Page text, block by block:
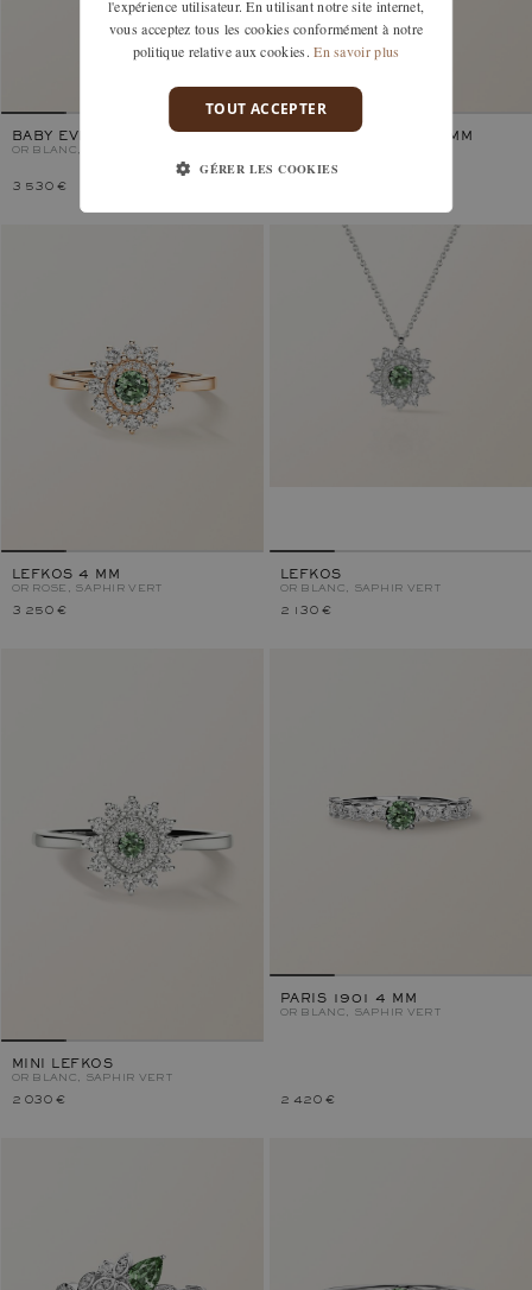
BABY EVERBLOOM 6 MM
OR BLANC, SAPHIR VERT
3 530 €
BABY EVERBLOOM 6 MM
OR BLANC, SAPHIR VERT
LEFKOS 4 MM
OR ROSE, SAPHIR VERT
3 250 €
LEFKOS
OR BLANC, SAPHIR VERT
2 130 €
MINI LEFKOS
OR BLANC, SAPHIR VERT
2 030 €
PARIS 1901 4 MM
OR BLANC, SAPHIR VERT
2 420 €
l'expérience utilisateur. En utilisant notre site internet,
vous acceptez tous les cookies conformément à notre
politique relative aux cookies. En savoir plus
TOUT ACCEPTER
GÉRER LES COOKIES